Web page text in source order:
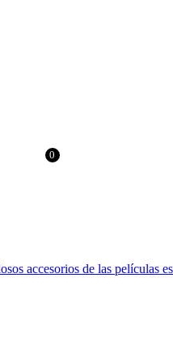
0
accesorios de las películas